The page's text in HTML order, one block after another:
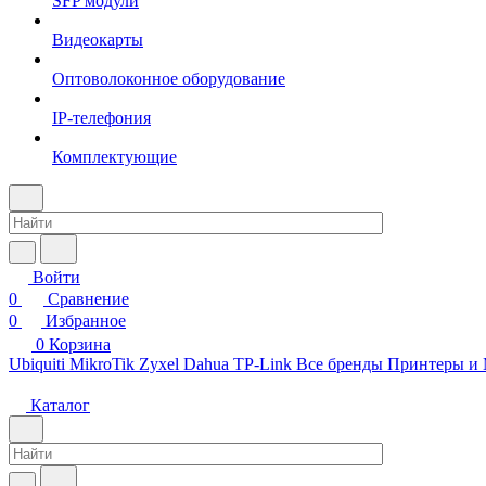
Видеокарты
Оптоволоконное оборудование
IP-телефония
Комплектующие
Войти
0
Сравнение
0
Избранное
0 Корзина
Ubiquiti MikroTik Zyxel Dahua TP-Link Все бренды Принтеры
Каталог